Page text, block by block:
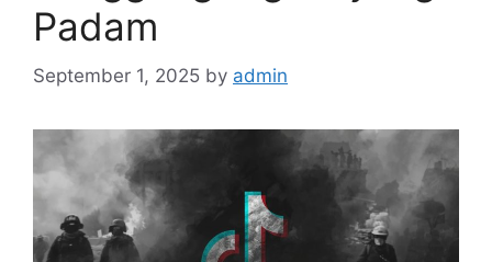
Padam
September 1, 2025 by admin